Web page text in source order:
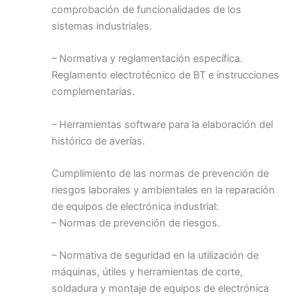
comprobación de funcionalidades de los
sistemas industriales.
– Normativa y reglamentación específica.
Reglamento electrotécnico de BT e instrucciones
complementarias.
– Herramientas software para la elaboración del
histórico de averías.
Cumplimiento de las normas de prevención de
riesgos laborales y ambientales en la reparación
de equipos de electrónica industrial:
– Normas de prevención de riesgos.
– Normativa de seguridad en la utilización de
máquinas, útiles y herramientas de corte,
soldadura y montaje de equipos de electrónica